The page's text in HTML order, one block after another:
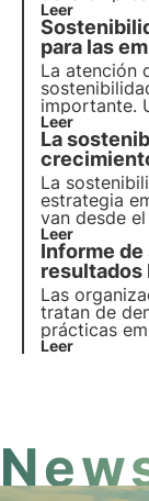
son los
es el papel
Leer
para las
La atención
importante.
la transición
necesidad.
crecer e
Leer
La
La
estrategia
van desde
políticas
la
referencia a
Leer
Informe
resultados
Las
tratan de
prácticas
Leer